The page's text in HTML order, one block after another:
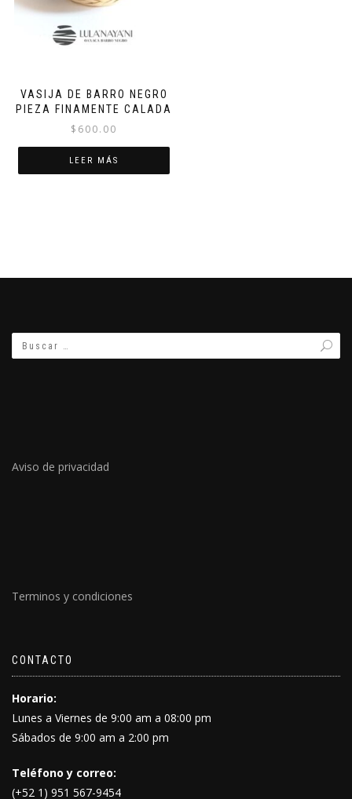
VASIJA DE BARRO NEGRO
PIEZA FINAMENTE CALADA
$ 600.00
LEER MÁS
Aviso de privacidad
Terminos y condiciones
CONTACTO
Horario:
Lunes a Viernes de 9:00 am a 08:00 pm
Sábados de 9:00 am a 2:00 pm
Teléfono y correo:
(+52 1) 951 567-9454